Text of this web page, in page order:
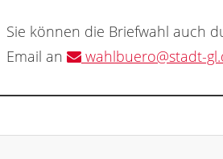
Sie können die Briefwahl auch
Email an
wahlbuero@stadt-